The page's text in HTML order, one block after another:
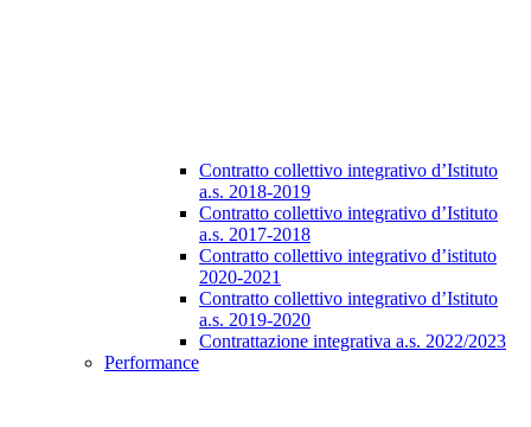
Contratto collettivo integrativo d’Istituto
a.s. 2018-2019
Contratto collettivo integrativo d’Istituto
a.s. 2017-2018
Contratto collettivo integrativo d’istituto
2020-2021
Contratto collettivo integrativo d’Istituto
a.s. 2019-2020
Contrattazione integrativa a.s. 2022/2023
Performance